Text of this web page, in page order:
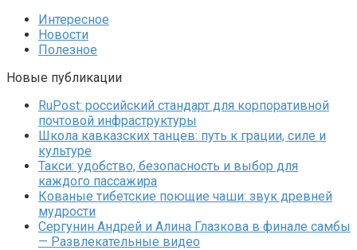
Интересное
Новости
Полезное
Новые публикации
RuPost: российский стандарт для корпоративной
почтовой инфраструктуры
Школа кавказских танцев: путь к грации, силе и
культуре
Такси: удобство, безопасность и выбор для
каждого пассажира
Кованые тибетские поющие чаши: звук древней
мудрости
Сергунин Андрей и Алина Глазкова в финале самбы
— Развлекательные видео